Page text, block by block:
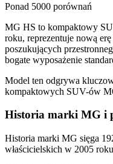
Ponad 5000 porównań
MG HS to kompaktowy
roku, reprezentuje nową
poszukujących
bogate wyposażenie
Model ten odgrywa
kompaktowych SUV-ów
Historia marki MG i
Historia marki MG sięga
właścicielskich w 2005